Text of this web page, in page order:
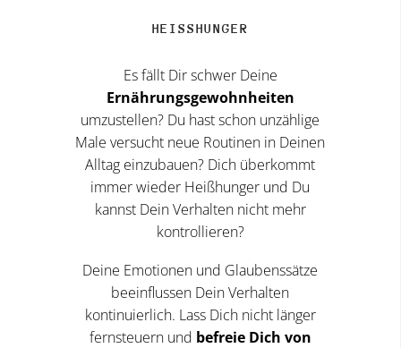
HEISSHUNGER
Es fällt Dir schwer Deine
Ernährungsgewohnheiten
umzustellen? Du hast schon unzählige
Male versucht neue Routinen in Deinen
Alltag einzubauen? Dich überkommt
immer wieder Heißhunger und Du
kannst Dein Verhalten nicht mehr
kontrollieren?
Deine Emotionen und Glaubenssätze
beeinflussen Dein Verhalten
kontinuierlich. Lass Dich nicht länger
fernsteuern und befreie Dich von